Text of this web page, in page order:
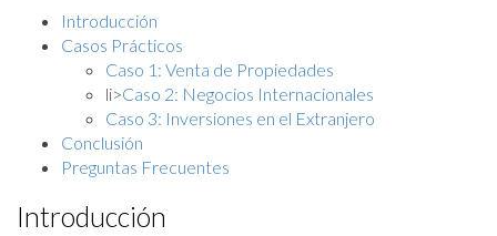
Introducción
Casos Prácticos
Caso 1: Venta de Propiedades
li>Caso 2: Negocios Internacionales
Caso 3: Inversiones en el Extranjero
Conclusión
Preguntas Frecuentes
Introducción